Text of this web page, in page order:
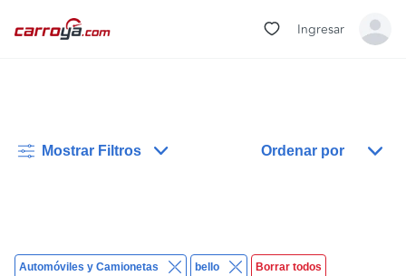
Ingresar
Mostrar Filtros Ordenar por
Automóviles y Camionetas bello Borrar todos